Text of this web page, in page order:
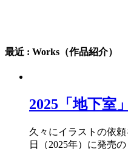
最近 : Works（作品紹介）
2025「地下室」
久々にイラストの依
日（2025年）に発売